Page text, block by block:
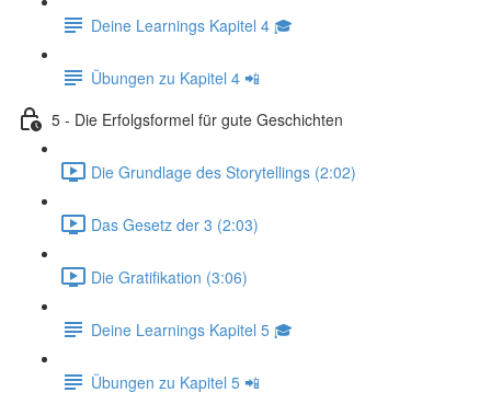
Deine Learnings Kapitel 4 🎓
Übungen zu Kapitel 4 📲
5 - Die Erfolgsformel für gute Geschichten
Die Grundlage des Storytellings (2:02)
Das Gesetz der 3 (2:03)
Die Gratifikation (3:06)
Deine Learnings Kapitel 5 🎓
Übungen zu Kapitel 5 📲